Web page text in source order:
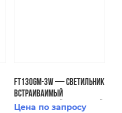
FT130GM-3W — Светильник
встраиваимый
светодиодный подводный
Цена по запросу